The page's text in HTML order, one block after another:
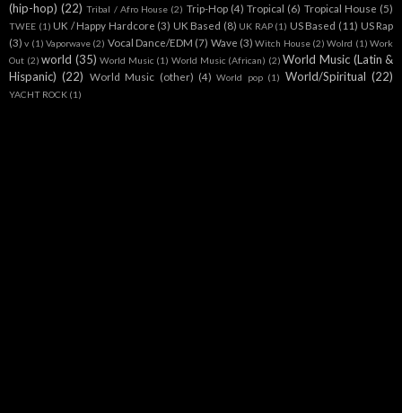
(hip-hop) (22) Tribal / Afro House (2) Trip-Hop (4) Tropical (6) Tropical House (5)
TWEE (1) UK / Happy Hardcore (3) UK Based (8) UK RAP (1) US Based (11) US Rap
(3) v (1) Vaporwave (2) Vocal Dance/EDM (7) Wave (3) Witch House (2) Wolrd (1) Work
Out (2) world (35) World Music (1) World Music (African) (2) World Music (Latin &
Hispanic) (22) World Music (other) (4) World pop (1) World/Spiritual (22)
YACHT ROCK (1)